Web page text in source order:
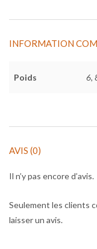
INFORMATION
Poids 6,
AVIS (0)
Il n’y pas encore d’avis.
Seulement les clients
laisser un avis.